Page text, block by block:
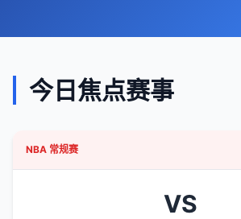
今日焦点赛事
NBA 常规赛
VS